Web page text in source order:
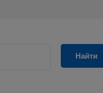
Найти